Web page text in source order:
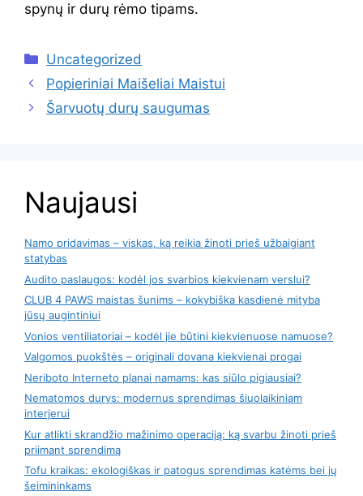
spynų ir durų rėmo tipams.
Kategorijos
Uncategorized
Popieriniai Maišeliai Maistui
Šarvuotų durų saugumas
Naujausi
Namo pridavimas – viskas, ką reikia žinoti prieš užbaigiant
statybas
Audito paslaugos: kodėl jos svarbios kiekvienam verslui?
CLUB 4 PAWS maistas šunims – kokybiška kasdienė mityba
jūsų augintiniui
Vonios ventiliatoriai – kodėl jie būtini kiekvienuose namuose?
Valgomos puokštės – originali dovana kiekvienai progai
Neriboto Interneto planai namams: kas siūlo pigiausiai?
Nematomos durys: modernus sprendimas šiuolaikiniam
interjerui
Kur atlikti skrandžio mažinimo operaciją: ką svarbu žinoti prieš
priimant sprendimą
Tofu kraikas: ekologiškas ir patogus sprendimas katėms bei jų
šeimininkams